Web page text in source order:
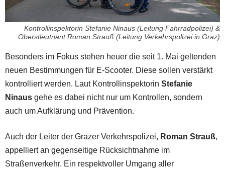
Kontrollinspektorin Stefanie Ninaus (Leitung Fahrradpolizei) &
Oberstleutnant Roman Strauß (Leitung Verkehrspolizei in Graz)
Besonders im Fokus stehen heuer die seit 1. Mai geltenden
neuen Bestimmungen für E-Scooter. Diese sollen verstärkt
kontrolliert werden. Laut Kontrollinspektorin Stefanie
Ninaus gehe es dabei nicht nur um Kontrollen, sondern
auch um Aufklärung und Prävention.
Auch der Leiter der Grazer Verkehrspolizei, Roman Strauß,
appelliert an gegenseitige Rücksichtnahme im
Straßenverkehr. Ein respektvoller Umgang aller